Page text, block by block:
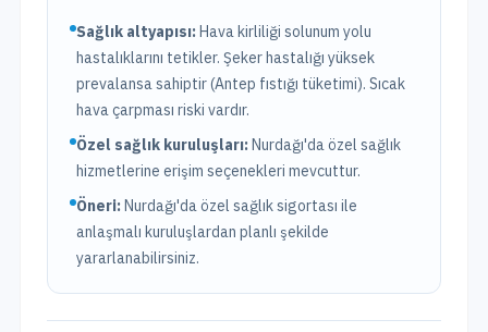
Sağlık altyapısı:Hava kirliliği solunum yolu
hastalıklarını tetikler. Şeker hastalığı yüksek
prevalansa sahiptir (Antep fıstığı tüketimi). Sıcak
hava çarpması riski vardır.
Özel sağlık kuruluşları:Nurdağı'daözel sağlık
hizmetlerine erişim seçenekleri mevcuttur.
Öneri:Nurdağı'da özel sağlık sigortası ile
anlaşmalı kuruluşlardan planlı şekilde
yararlanabilirsiniz.